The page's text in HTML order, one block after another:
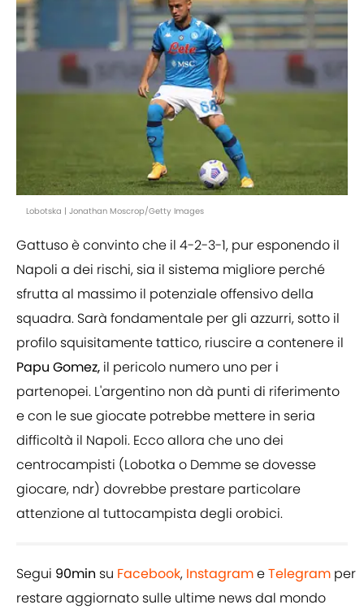
Lobotska | Jonathan Moscrop/Getty Images
Gattuso è convinto che il 4-2-3-1, pur esponendo il
Napoli a dei rischi, sia il sistema migliore perché
sfrutta al massimo il potenziale offensivo della
squadra. Sarà fondamentale per gli azzurri, sotto il
profilo squisitamente tattico, riuscire a contenere il
Papu Gomez, il pericolo numero uno per i
partenopei. L'argentino non dà punti di riferimento
e con le sue giocate potrebbe mettere in seria
difficoltà il Napoli. Ecco allora che uno dei
centrocampisti (Lobotka o Demme se dovesse
giocare, ndr) dovrebbe prestare particolare
attenzione al tuttocampista degli orobici.
Segui 90min su Facebook, InstagrameTelegram per
restare aggiornato sulle ultime news dal mondo